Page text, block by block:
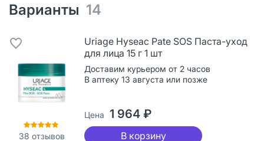
Варианты 14
38 отзывов
Uriage Hyseac Pate SOS Паста-уход
для лица 15 г 1 шт
Доставим курьером от 2 часов
В аптеку 13 августа или позже
Цена 1 964 ₽
В корзину